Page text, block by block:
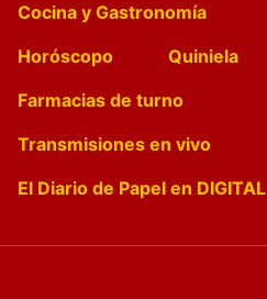
Cocina y Gastronomía
Horóscopo
Quiniela
Farmacias de turno
Transmisiones en vivo
El Diario de Papel en DIGITAL